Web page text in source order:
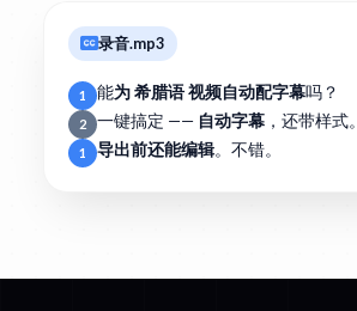
录音.mp3
1 能为 希腊语 视频自动配字幕吗？
2 一键搞定 —— 自动字幕 ，还带样式。
1 导出前还能编辑。不错。